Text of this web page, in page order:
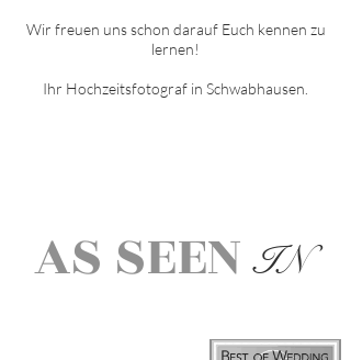
Wir freuen uns schon darauf Euch kennen zu
lernen!
Ihr Hochzeitsfotograf in Schwabhausen
AS SEEN IN